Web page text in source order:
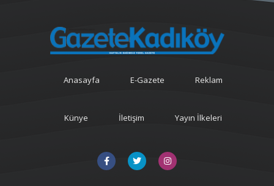
Anasayfa E-Gazete Reklam
Künye İletişim Yayın İlkeleri